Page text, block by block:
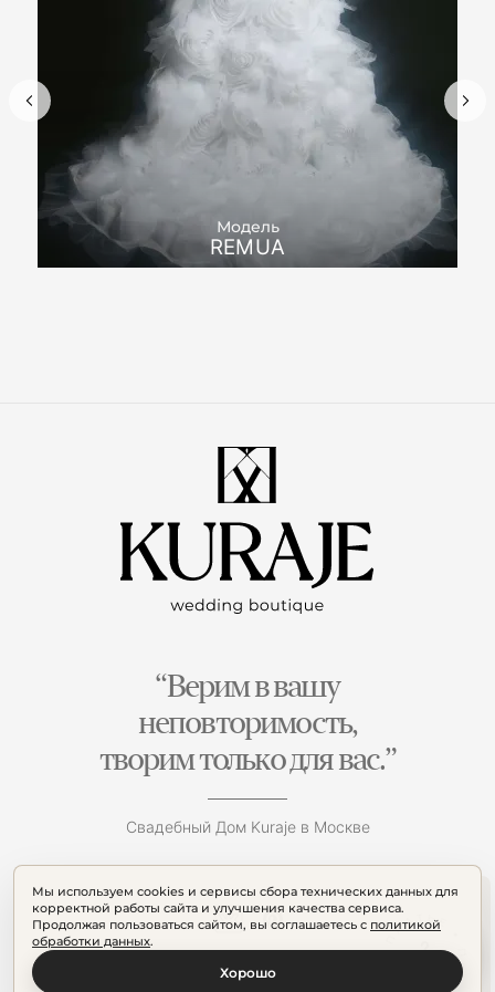
Модель
REMUA
Мы используем cookies и сервисы сбора технических данных для
корректной работы сайта и улучшения качества сервиса.
Продолжая пользоваться сайтом, вы соглашаетесь с политикой
обработки данных.
Хорошо
“Верим в вашу
неповторимость,
творим только для вас.”
Свадебный Дом Kuraje в Москве